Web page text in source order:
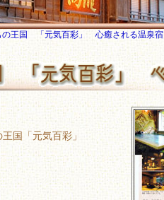
の王国 「元気百彩」 心癒される温泉宿
国「元気百彩」